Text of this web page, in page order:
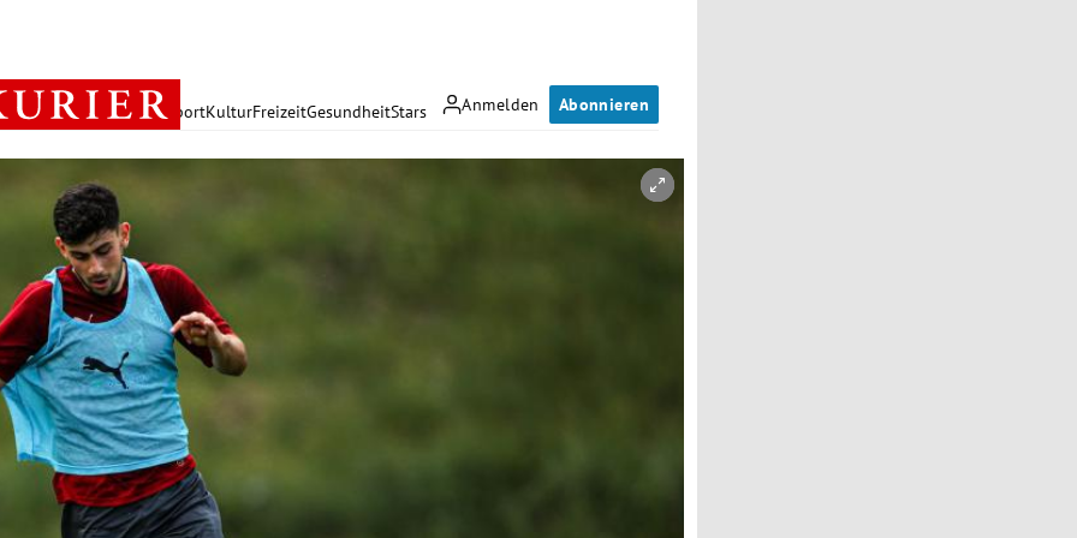
Anmelden Abonnieren
PolitikWirtschaft SportKulturFreizeitGesundheitStars